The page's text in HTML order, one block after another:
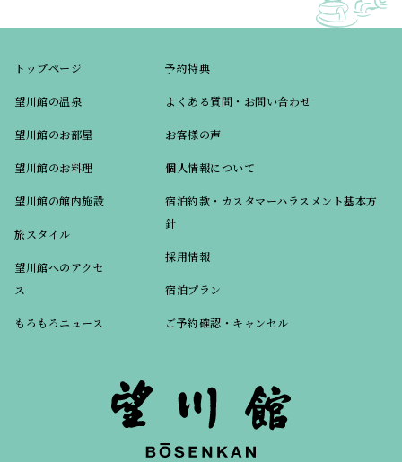
トップページ
望川館の温泉
望川館のお部屋
望川館のお料理
望川館の館内施設
旅スタイル
望川館へのアクセ
ス
もろもろニュース
予約特典
よくある質問・お問い合わせ
お客様の声
個人情報について
宿泊約款・カスタマーハラスメント基本方
針
採用情報
宿泊プラン
ご予約確認・キャンセル